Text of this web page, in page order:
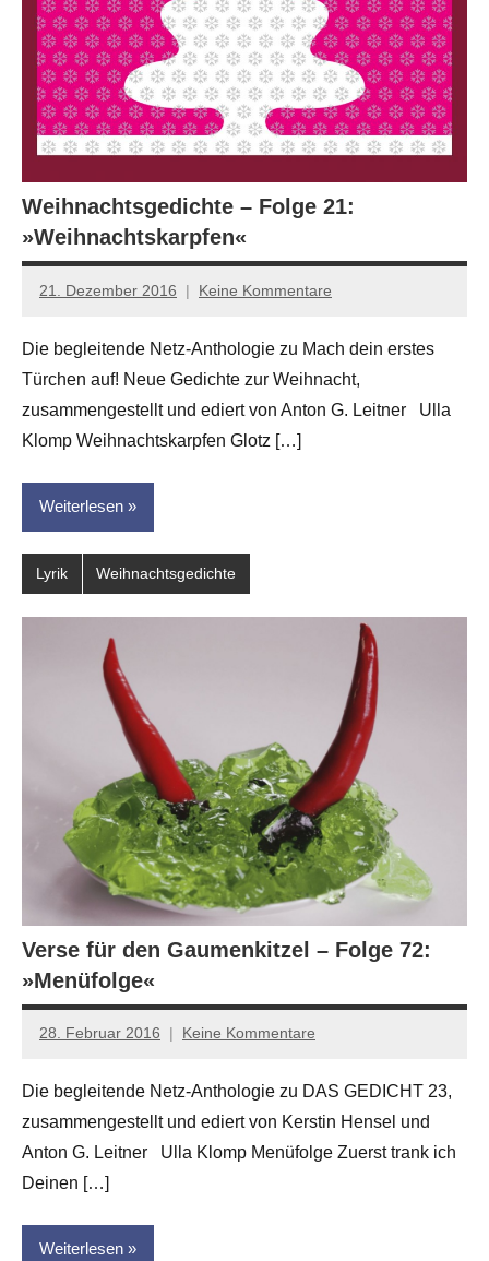
Weihnachtsgedichte – Folge 21:
»Weihnachtskarpfen«
21. Dezember 2016
Anton
Leitner
Keine Kommentare
Die begleitende Netz-Anthologie zu Mach dein erstes
Türchen auf! Neue Gedichte zur Weihnacht,
zusammengestellt und ediert von Anton G. Leitner Ulla
Klomp Weihnachtskarpfen Glotz […]
Weiterlesen
Lyrik Weihnachtsgedichte
Verse für den Gaumenkitzel – Folge 72:
»Menüfolge«
28. Februar 2016
Anton
Leitner
Keine Kommentare
Die begleitende Netz-Anthologie zu DAS GEDICHT 23,
zusammengestellt und ediert von Kerstin Hensel und
Anton G. Leitner Ulla Klomp Menüfolge Zuerst trank ich
Deinen […]
Weiterlesen